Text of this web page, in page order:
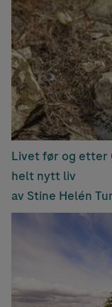
Livet før og etter
helt nytt liv
av Stine Helén